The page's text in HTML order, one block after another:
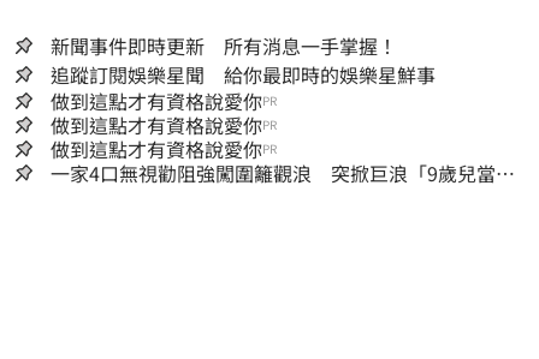
新聞事件即時更新 所有消息一手掌握！
追蹤訂閱娛樂星聞 給你最即時的娛樂星鮮事
做到這點才有資格說愛你PR
做到這點才有資格說愛你PR
做到這點才有資格說愛你PR
一家4口無視勸阻強闖圍籬觀浪 突掀巨浪「9歲兒當場